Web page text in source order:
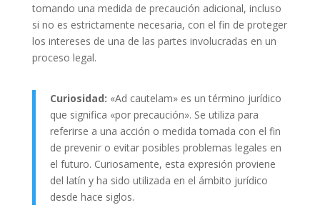
tomando una medida de precaución adicional, incluso
si no es estrictamente necesaria, con el fin de proteger
los intereses de una de las partes involucradas en un
proceso legal.
Curiosidad: «Ad cautelam» es un término jurídico
que significa «por precaución». Se utiliza para
referirse a una acción o medida tomada con el fin
de prevenir o evitar posibles problemas legales en
el futuro. Curiosamente, esta expresión proviene
del latín y ha sido utilizada en el ámbito jurídico
desde hace siglos.